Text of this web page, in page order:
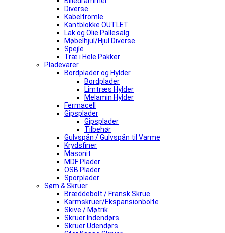
Diverse
Kabeltromle
Kantblokke OUTLET
Lak og Olie Pallesalg
Møbelhjul/Hjul Diverse
Spejle
Træ i Hele Pakker
Pladevarer
Bordplader og Hylder
Bordplader
Limtræs Hylder
Melamin Hylder
Fermacell
Gipsplader
Gipsplader
Tilbehør
Gulvspån / Gulvspån til Varme
Krydsfiner
Masonit
MDF Plader
OSB Plader
Sporplader
Søm & Skruer
Bræddebolt / Fransk Skrue
Karmskruer/Ekspansionbolte
Skive / Møtrik
Skruer Indendørs
Skruer Udendørs